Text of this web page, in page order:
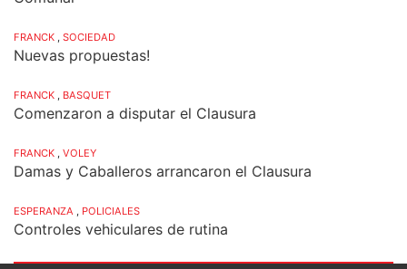
FRANCK SOCIEDAD
Nuevas propuestas!
FRANCK BASQUET
Comenzaron a disputar el Clausura
FRANCK VOLEY
Damas y Caballeros arrancaron el Clausura
ESPERANZA POLICIALES
Controles vehiculares de rutina